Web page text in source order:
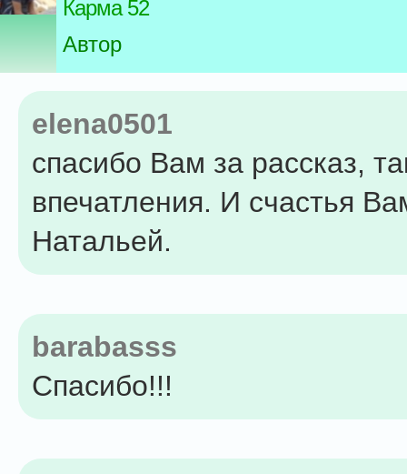
Карма 52
Автор
elena0501
спасибо Вам за рассказ,
впечатления. И счастья
Натальей.
barabasss
Спасибо!!!